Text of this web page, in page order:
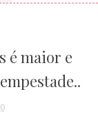
é maior e